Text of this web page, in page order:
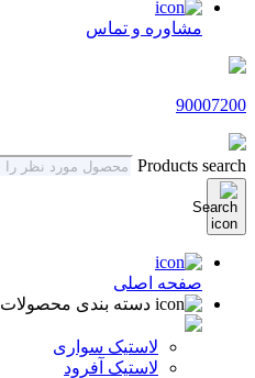
مشاوره و تماس
90007200
Products search
صفحه اصلی
دسته بندی محصولات
لاستیک سواری
لاستیک آفرود